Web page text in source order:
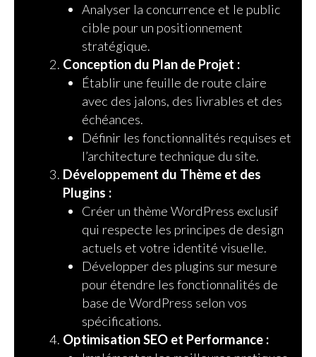
Analyser la concurrence et le public
cible pour un positionnement
stratégique.
Conception du Plan de Projet :
Établir une feuille de route claire
avec des jalons, des livrables et des
échéances.
Définir les fonctionnalités requises et
l’architecture technique du site.
Développement du Thème et des
Plugins :
Créer un thème WordPress exclusif
qui respecte les principes de design
actuels et votre identité visuelle.
Développer des plugins sur mesure
pour étendre les fonctionnalités de
base de WordPress selon vos
spécifications.
Optimisation SEO et Performance :